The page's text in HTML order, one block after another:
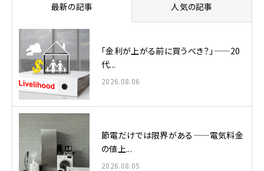
最新の記事 人気の記事
「金利が上がる前に買うべき？」——20
代...
2026.08.06
節電だけでは限界がある——電気料金
の値上...
2026.08.05